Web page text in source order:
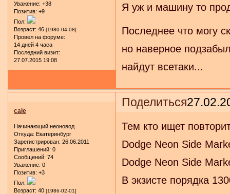
Уважение: +38
Позитив: +9
Пол:
Возраст: 46 [1980-04-08]
Провел на форуме:
14 дней 4 часа
Последний визит:
27.07.2015 19:08
Я уж и машину то
Последнее что могу
но наверное
найдут всетаки...
Поделиться
cale
Начинающий неоновод
Откуда: Екатеринбург
Зарегистрирован: 26.06.2011
Приглашений: 0
Сообщений: 74
Уважение: 0
Позитив: +3
Пол:
Возраст: 40 [1986-02-01]
Тем кто ищет
Dodge Neon Side
Dodge Neon Side
В экзисте порядка